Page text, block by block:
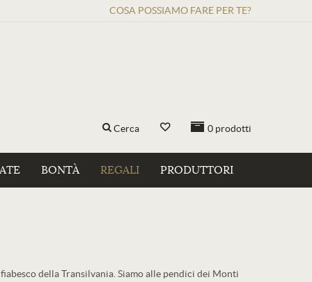
COSA POSSIAMO FARE PER TE?
0 prodotti
Cerca
BONTÀ REGALI PRODUTTORI
della Transilvania. Siamo alle pendici dei Monti